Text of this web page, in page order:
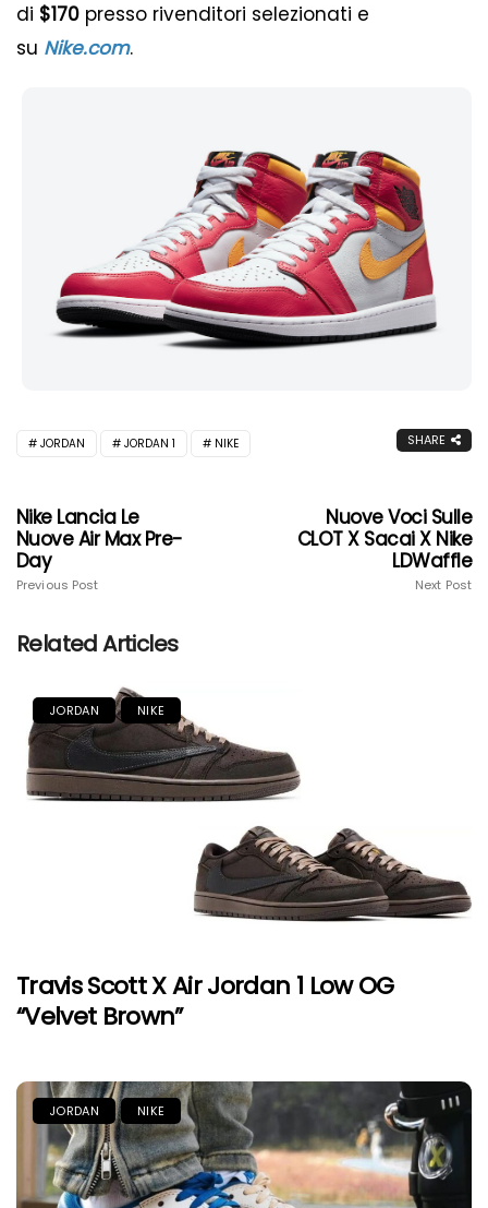
di $170 presso rivenditori selezionati e
su Nike.com.
JORDAN JORDAN 1 NIKE SHARE
Nike Lancia Le
Nuove Air Max Pre-
Day
Previous Post
Nuove Voci Sulle
CLOT X Sacai X Nike
LDWaffle
Next Post
Related Articles
JORDAN NIKE
Travis Scott X Air Jordan 1 Low OG
“Velvet Brown”
JORDAN NIKE